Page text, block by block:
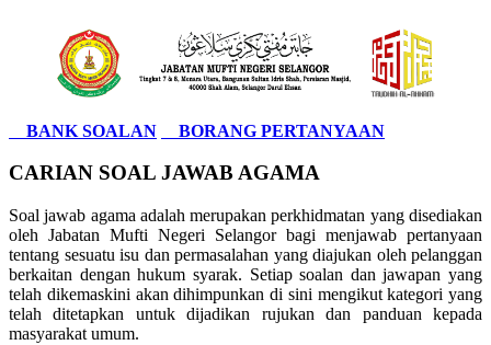
BANK SOALAN BORANG PERTANYAAN
CARIAN SOAL JAWAB AGAMA
Soal jawab agama adalah merupakan perkhidmatan yang disediakan
oleh Jabatan Mufti Negeri Selangor bagi menjawab pertanyaan
tentang sesuatu isu dan permasalahan yang diajukan oleh pelanggan
berkaitan dengan hukum syarak. Setiap soalan dan jawapan yang
telah dikemaskini akan dihimpunkan di sini mengikut kategori yang
telah ditetapkan untuk dijadikan rujukan dan panduan kepada
masyarakat umum.